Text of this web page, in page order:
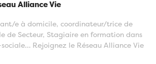
Alliance Vie
e à domicile, coordinateur/trice de
de Secteur, Stagiaire en formation dans
Rejoignez le Réseau Alliance Vie